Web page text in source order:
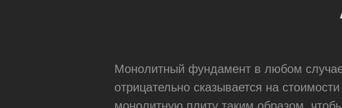
Монолитный фундамент в любом случае
отрицательно сказывается на